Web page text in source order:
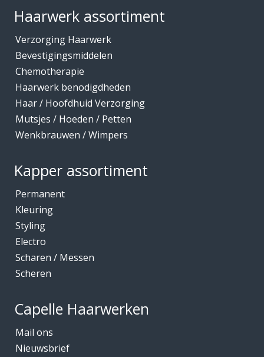
Haarwerk assortiment
Verzorging Haarwerk
Bevestigingsmiddelen
Chemotherapie
Haarwerk benodigdheden
Haar / Hoofdhuid Verzorging
Mutsjes / Hoeden / Petten
Wenkbrauwen / Wimpers
Kapper assortiment
Permanent
Kleuring
Styling
Electro
Scharen / Messen
Scheren
Capelle Haarwerken
Mail ons
Nieuwsbrief